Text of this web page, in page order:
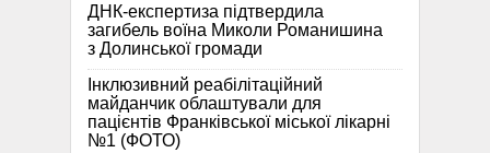
ДНК-експертиза підтвердила
загибель воїна Миколи Романишина
з Долинської громади
Інклюзивний реабілітаційний
майданчик облаштували для
пацієнтів Франківської міської лікарні
№1 (ФОТО)